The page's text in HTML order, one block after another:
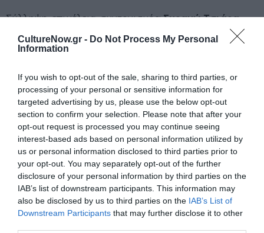
CultureNow.gr - Do Not Process My Personal
Information
If you wish to opt-out of the sale, sharing to third parties, or
processing of your personal or sensitive information for
targeted advertising by us, please use the below opt-out
section to confirm your selection. Please note that after your
opt-out request is processed you may continue seeing
interest-based ads based on personal information utilized by
us or personal information disclosed to third parties prior to
your opt-out. You may separately opt-out of the further
disclosure of your personal information by third parties on the
IAB’s list of downstream participants. This information may
also be disclosed by us to third parties on the IAB’s List of
Downstream Participants that may further disclose it to other
Σύλληψη, επιμέλεια, συντονισμός:Συραγώ Τσιάρα
Επιλογή καλλιτεχνών, σύνταξη και μετάφραση
κειμένων:Δόμνα Γούναρη, Αρετή Λεοπούλου,
Μυκονιάτη, Ειρήνη Παπακωνσταντίνου, Μαρία
Τσαντσάνογλου, Συραγώ Τσιάρα
Επιμέλεια, μετάφραση κειμένων:Κλεονίκη
ΧριστοφορίδουΣχεδιασμός: NEW MEDIAΔιαχείριση
υλικού:Βάγια Κόμνου, Αρετή Λεοπούλου, Θοδωρής
Μάρκογλου, Χαρά Τσουβαλά
Ακολουθήστε το Culturenow.gr στο
Google News και
μάθετε πρώτοι όλες τις ειδήσεις
Δείτε όλα τατελευταία νέαγια την Τέχνη και τον